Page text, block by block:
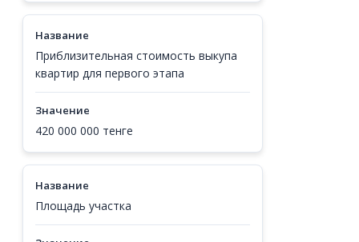
Название
Приблизительная стоимость выкупа
квартир для первого этапа
Значение
420 000 000 тенге
Название
Площадь участка